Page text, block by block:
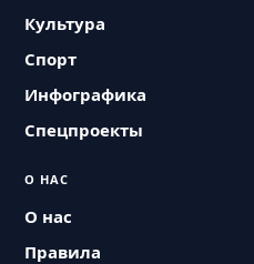
Культура
Спорт
Инфографика
Спецпроекты
О НАС
О нас
Правила